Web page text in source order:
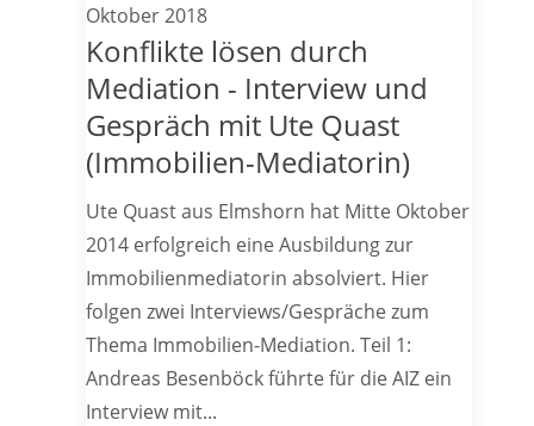
Oktober 2018
Konflikte lösen durch
Mediation - Interview und
Gespräch mit Ute Quast
(Immobilien-Mediatorin)
Ute Quast aus Elmshorn hat Mitte Oktober
2014 erfolgreich eine Ausbildung zur
Immobilienmediatorin absolviert. Hier
folgen zwei Interviews/Gespräche zum
Thema Immobilien-Mediation. Teil 1:
Andreas Besenböck führte für die AIZ ein
Interview mit...